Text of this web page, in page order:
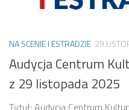
NA SCENIE I ESTRADZIE 29
Audycja Centrum
z 29 listopada 2025
Tytuł: Audycja Centrum